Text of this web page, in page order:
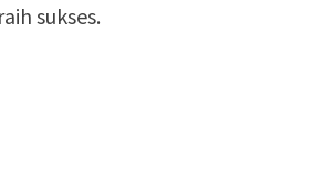
sukses.